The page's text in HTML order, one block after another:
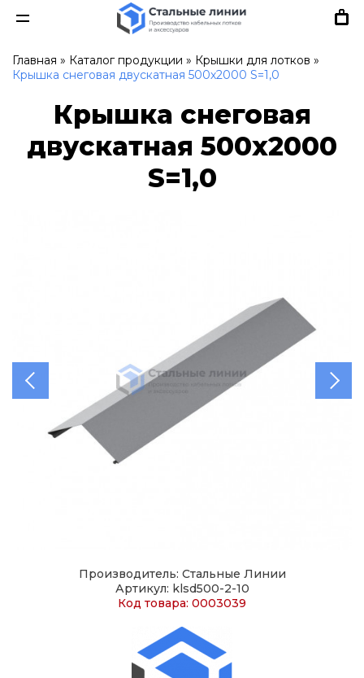
Главная » Каталог продукции » Крышки для лотков »
Крышка снеговая двускатная 500х2000 S=1,0
Крышка снеговая
двускатная 500х2000
S=1,0
Производитель: Стальные Линии
Артикул: klsd500-2-10
Код товара: 0003039